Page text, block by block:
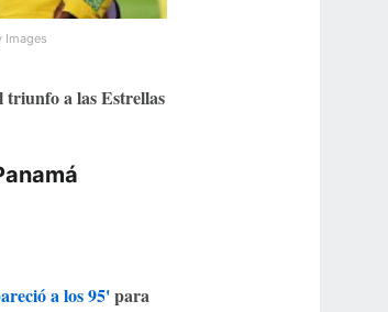
Images
triunfo a las Estrellas
a los 95'para